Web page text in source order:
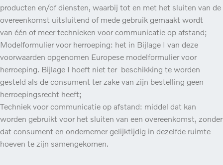
producten en/of diensten, waarbij tot en met het sluiten van de
overeenkomst uitsluitend of mede gebruik gemaakt wordt
van één of meer technieken voor communicatie op afstand;
Modelformulier voor herroeping: het in Bijlage I van deze
voorwaarden opgenomen Europese modelformulier voor
herroeping. Bijlage I hoeft niet ter beschikking te worden
gesteld als de consument ter zake van zijn bestelling geen
herroepingsrecht heeft;
Techniek voor communicatie op afstand: middel dat kan
worden gebruikt voor het sluiten van een overeenkomst, zonder
dat consument en ondernemer gelijktijdig in dezelfde ruimte
hoeven te zijn samengekomen.